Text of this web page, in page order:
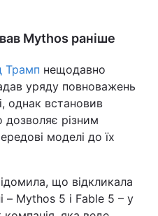
Mythos раніше
Трамп нещодавно
уряду повноважень
однак встановив
різним
моделі до їх
що відкликала
– Mythos 5 і Fable 5 – у